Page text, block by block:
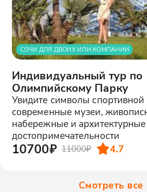
СОЧИ ДЛЯ ДВОИХ ИЛИ КОМПАНИИ
Индивидуальный тур по
Олимпийскому Парку
Увидите символы спортивной
современные музеи,
набережные и архитектурные
достопримечательности
10700₽ 11000₽ 4.7
Смотреть все